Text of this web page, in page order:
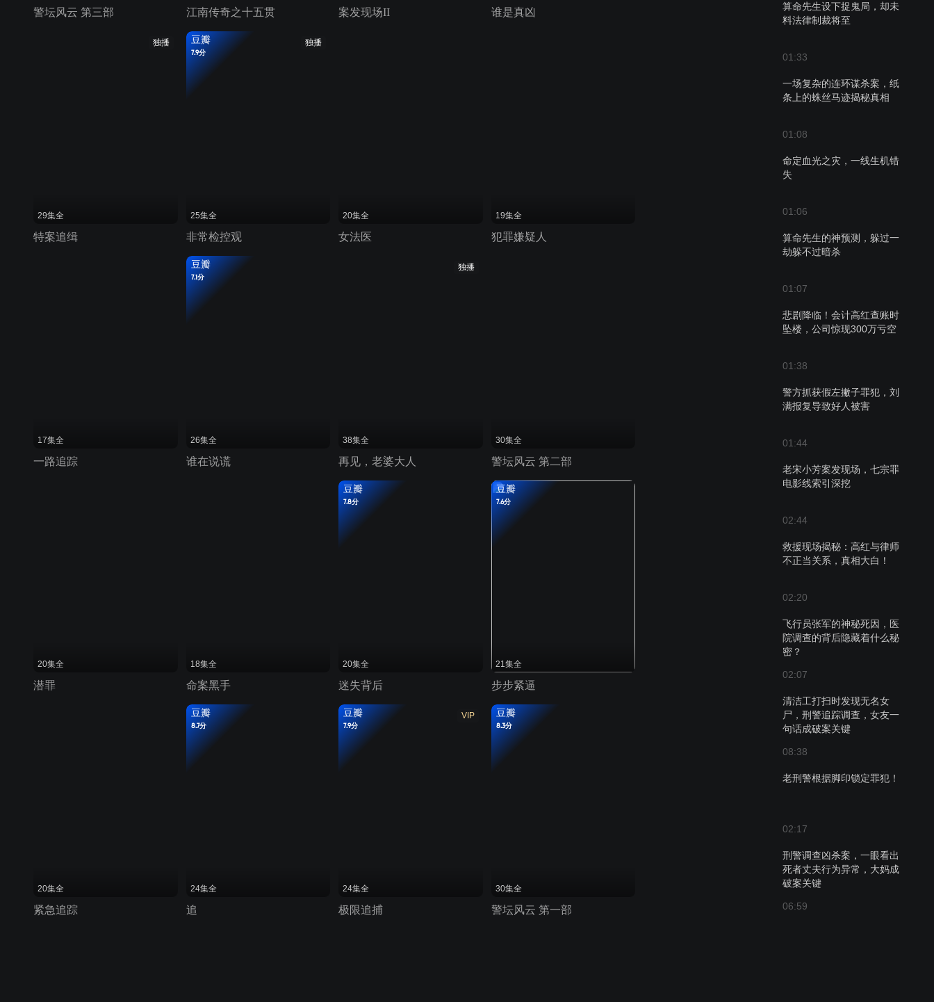
算命先生设下捉鬼局，却未
料法律制裁将至
01:33
一场复杂的连环谋杀案，纸
条上的蛛丝马迹揭秘真相
01:08
命定血光之灾，一线生机错
失
01:06
算命先生的神预测，躲过一
劫躲不过暗杀
01:07
悲剧降临！会计高红查账时
坠楼，公司惊现300万亏空
01:38
警方抓获假左撇子罪犯，刘
满报复导致好人被害
01:44
老宋小芳案发现场，七宗罪
电影线索引深挖
02:44
救援现场揭秘：高红与律师
不正当关系，真相大白！
02:20
飞行员张军的神秘死因，医
院调查的背后隐藏着什么秘
密？
02:07
清洁工打扫时发现无名女
尸，刑警追踪调查，女友一
句话成破案关键
08:38
老刑警根据脚印锁定罪犯！
02:17
刑警调查凶杀案，一眼看出
死者丈夫行为异常，大妈成
破案关键
06:59
警坛风云 第三部 江南传奇之十五贯 案发现场II 谁是真凶
独播
29集全
特案追缉
独播
豆瓣
7.9分
25集全
非常检控观
20集全
女法医
19集全
犯罪嫌疑人
17集全
一路追踪
豆瓣
7.1分
26集全
谁在说谎
独播
38集全
再见，老婆大人
30集全
警坛风云 第二部
20集全
潜罪
18集全
命案黑手
豆瓣
7.8分
20集全
迷失背后
豆瓣
7.6分
21集全
步步紧逼
20集全
紧急追踪
豆瓣
8.7分
24集全
追
VIP
豆瓣
7.9分
24集全
极限追捕
豆瓣
8.3分
30集全
警坛风云 第一部